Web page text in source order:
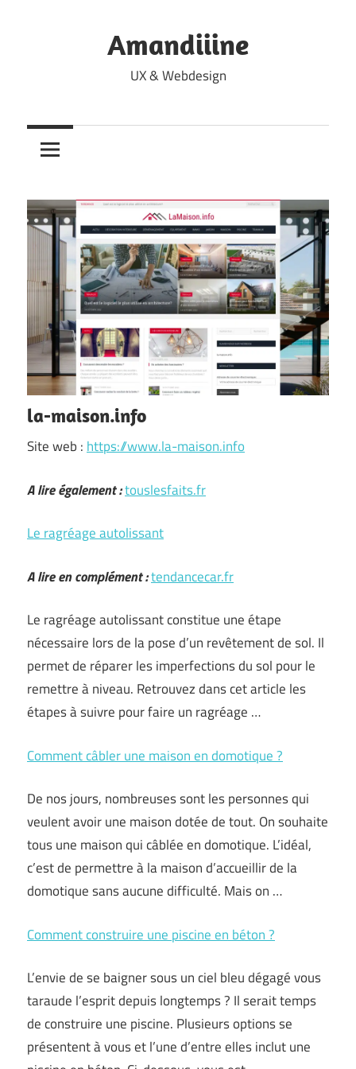
Amandiiine
UX & Webdesign
la-maison.info
Site web : https://www.la-maison.info
A lire également :touslesfaits.fr
Le ragréage autolissant
A lire en complément :tendancecar.fr
Le ragréage autolissant constitue une étape
nécessaire lors de la pose d’un revêtement de sol. Il
permet de réparer les imperfections du sol pour le
remettre à niveau. Retrouvez dans cet article les
étapes à suivre pour faire un ragréage …
Comment câbler une maison en domotique ?
De nos jours, nombreuses sont les personnes qui
veulent avoir une maison dotée de tout. On souhaite
tous une maison qui câblée en domotique. L’idéal,
c’est de permettre à la maison d’accueillir de la
domotique sans aucune difficulté. Mais on …
Comment construire une piscine en béton ?
L’envie de se baigner sous un ciel bleu dégagé vous
taraude l’esprit depuis longtemps ? Il serait temps
de construire une piscine. Plusieurs options se
présentent à vous et l’une d’entre elles inclut une